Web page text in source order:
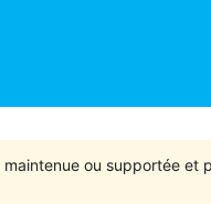
maintenue ou supportée et